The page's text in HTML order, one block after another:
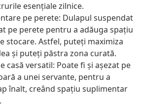
esențiale zilnice.
pe perete: Dulapul suspendat
pe perete pentru a adăuga spațiu
stocare. Astfel, puteți maximiza
și puteți păstra zona curată.
casă versatil: Poate fi și așezat pe
a unei servante, pentru a
înalt, creând spațiu suplimentar